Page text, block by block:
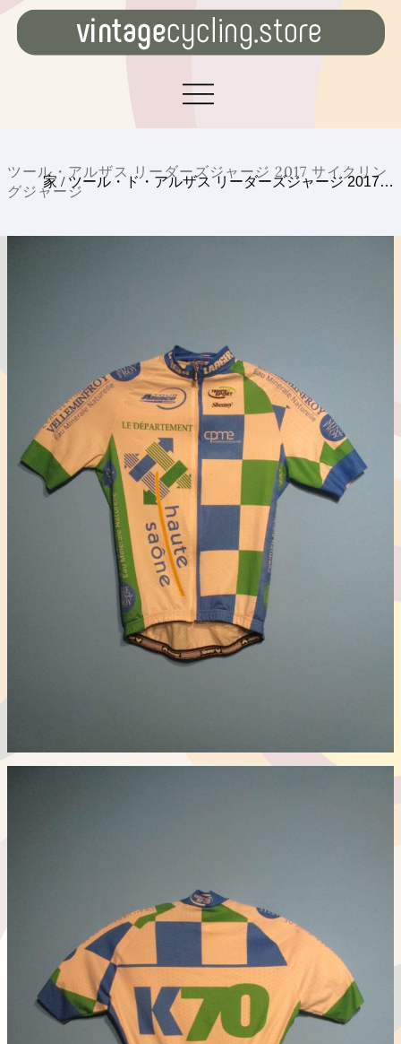
ツール・アルザス リーダーズジャージ 2017 サイクリン
グジャージ
家 / ツール・ド・アルザス リーダーズジャージ 2017…